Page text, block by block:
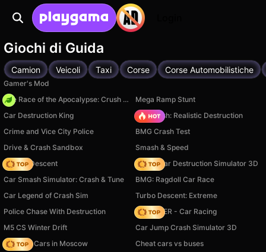
Giochi di Guida
Camion Veicoli Taxi Corse Corse Automobilistiche
Gamer's Mod
The Race of the Apocalypse: Crush the Zombies!
Mega Ramp Stunt
Car Destruction King
Car Crush: Realistic Destruction
Crime and Vice City Police
BMG Crash Test
Drive & Crash Sandbox
Smash & Speed
Deadly Descent
Online Car Destruction Simulator 3D
Car Smash Simulator: Crash & Tune
BMG: Ragdoll Car Race
Car Legend of Crash Sim
Turbo Descent: Extreme
Police Chase With Destruction
MR RACER - Car Racing
M5 CS Winter Drift
Car Jump Crash Simulator 3D
Race On Cars in Moscow
Cheat cars vs buses